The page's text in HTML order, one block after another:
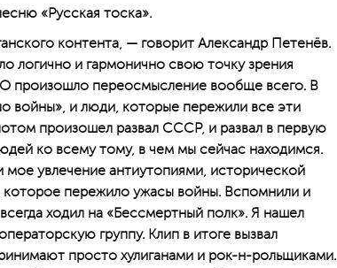
«Русская тоска».
контента, — говорит Александр Петенёв.
логично и гармонично свою точку зрения
произошло переосмысление вообще всего. В
войны», и люди, которые пережили все эти
произошел развал СССР, и развал в первую
ко всему тому, в чем мы сейчас находимся.
мое увлечение антиутопиями, исторической
пережило ужасы войны. Вспомнили и
ходил на «Бессмертный полк». Я нашел
группу. Клип в итоге вызвал
просто хулиганами и рок-н-рольщиками.